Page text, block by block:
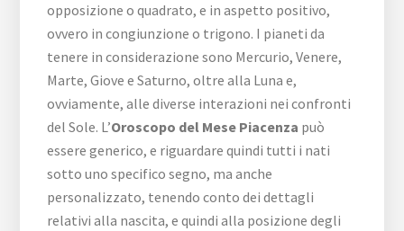
opposizione o quadrato, e in aspetto positivo,
ovvero in congiunzione o trigono. I pianeti da
tenere in considerazione sono Mercurio, Venere,
Marte, Giove e Saturno, oltre alla Luna e,
ovviamente, alle diverse interazioni nei confronti
del Sole. L’Oroscopo del Mese Piacenza può
essere generico, e riguardare quindi tutti i nati
sotto uno specifico segno, ma anche
personalizzato, tenendo conto dei dettagli
relativi alla nascita, e quindi alla posizione degli